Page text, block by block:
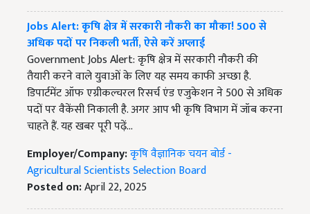
Jobs Alert: कृषि क्षेत्र में सरकारी नौकरी का मौका! 500 से
अधिक पदों पर निकली भर्ती, ऐसे करें अप्लाई
Government Jobs Alert: कृषि क्षेत्र में सरकारी नौकरी की
तैयारी करने वाले युवाओं के लिए यह समय काफी अच्छा है.
डिपार्टमेंट ऑफ एग्रीकल्चरल रिसर्च एंड एजुकेशन ने 500 से अधिक
पदों पर वैकेंसी निकाली है. अगर आप भी कृषि विभाग में जॉब करना
चाहते हैं. यह खबर पूरी पढ़ें...
Employer/Company:कृषि वैज्ञानिक चयन बोर्ड -
Agricultural Scientists Selection Board
Posted on:April 22, 2025